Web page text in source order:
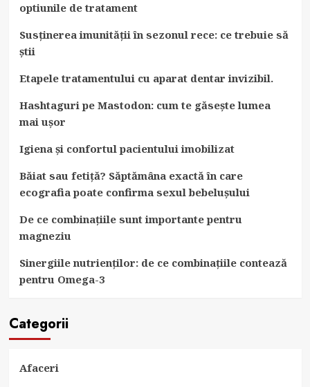
optiunile de tratament
Susținerea imunității în sezonul rece: ce trebuie să
știi
Etapele tratamentului cu aparat dentar invizibil.
Hashtaguri pe Mastodon: cum te găsește lumea
mai ușor
Igiena și confortul pacientului imobilizat
Băiat sau fetiță? Săptămâna exactă în care
ecografia poate confirma sexul bebelușului
De ce combinațiile sunt importante pentru
magneziu
Sinergiile nutrienților: de ce combinațiile contează
pentru Omega-3
Categorii
Afaceri